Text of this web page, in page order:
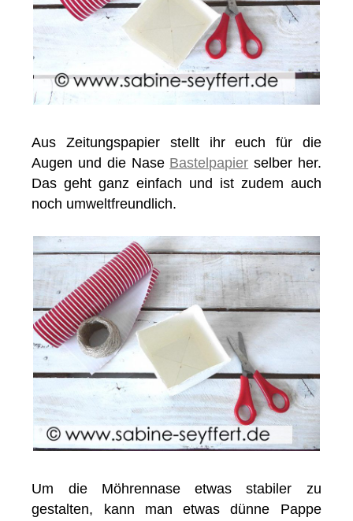
Aus Zeitungspapier stellt ihr euch für die
Augen und die Nase Bastelpapier selber her.
Das geht ganz einfach und ist zudem auch
noch umweltfreundlich.
Um die Möhrennase etwas stabiler zu
gestalten, kann man etwas dünne Pappe